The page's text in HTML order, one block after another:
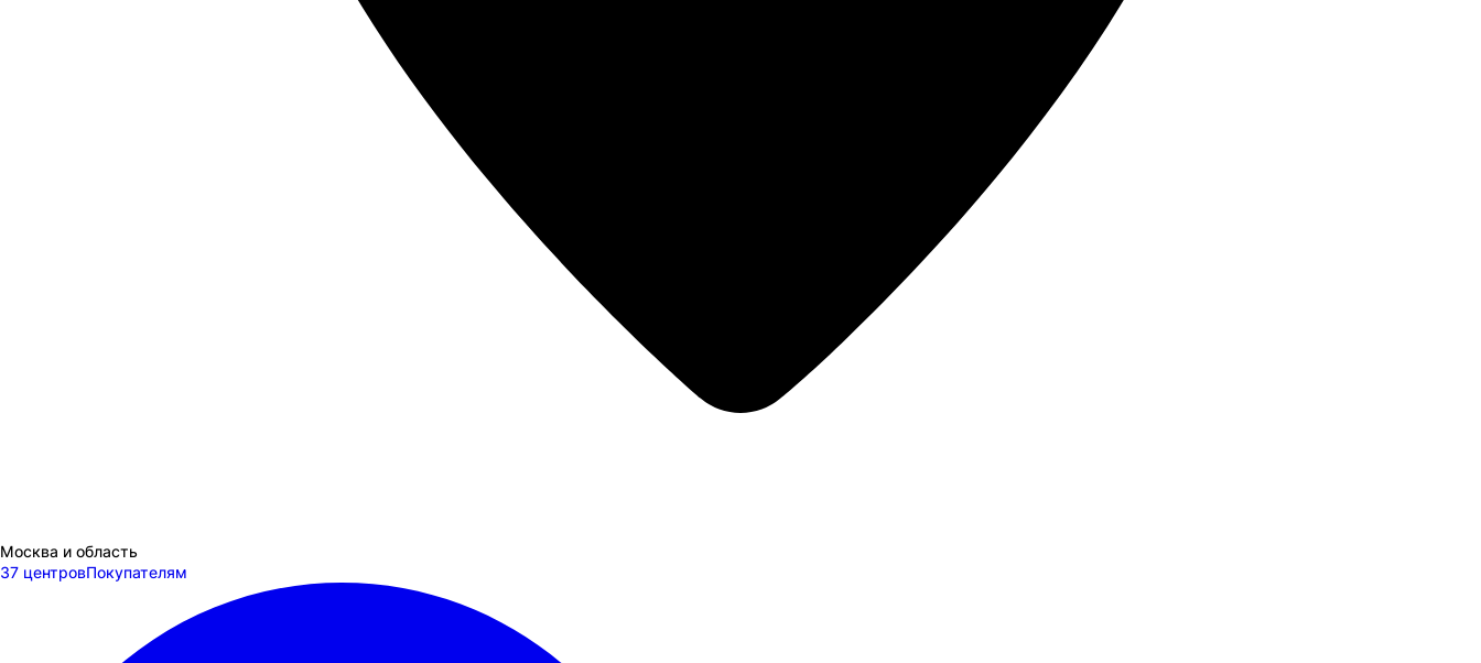
Москва и область
37 центровПокупателям